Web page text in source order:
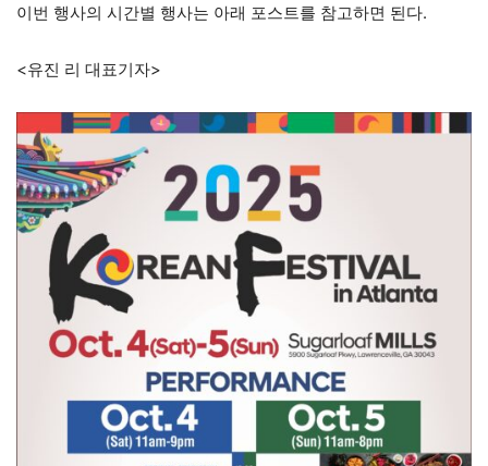
이번 행사의 시간별 행사는 아래 포스트를 참고하면 된다.
<유진 리 대표기자>